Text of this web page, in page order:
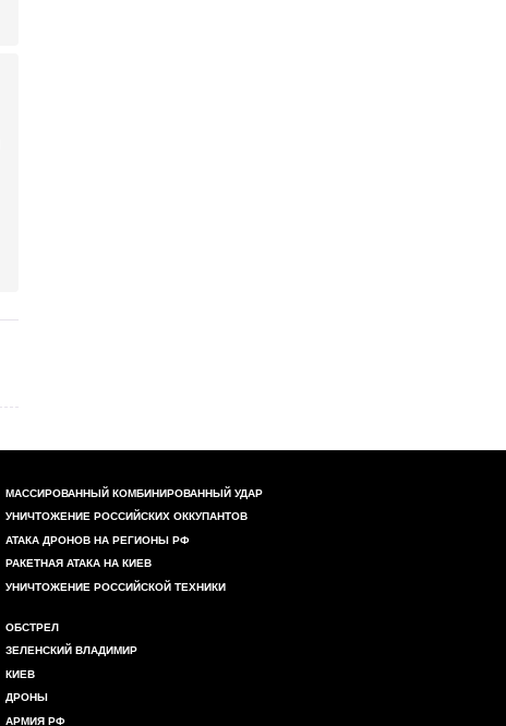
МАССИРОВАННЫЙ КОМБИНИРОВАННЫЙ УДАР
УНИЧТОЖЕНИЕ РОССИЙСКИХ ОККУПАНТОВ
АТАКА ДРОНОВ НА РЕГИОНЫ РФ
РАКЕТНАЯ АТАКА НА КИЕВ
УНИЧТОЖЕНИЕ РОССИЙСКОЙ ТЕХНИКИ
ОБСТРЕЛ
ЗЕЛЕНСКИЙ ВЛАДИМИР
КИЕВ
ДРОНЫ
АРМИЯ РФ